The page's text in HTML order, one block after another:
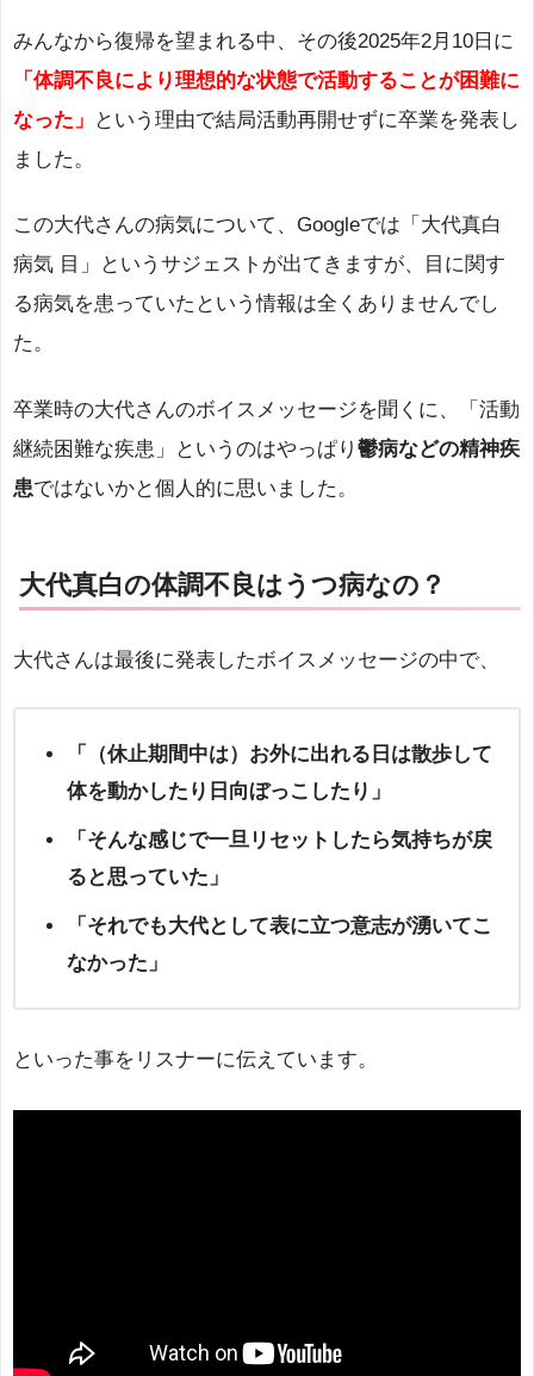
みんなから復帰を望まれる中、その後2025年2月10日に
「体調不良により理想的な状態で活動することが困難に
なった」
という理由で結局活動再開せずに卒業を発表し
ました。
この大代さんの病気について、Googleでは「大代真白
病気 目」というサジェストが出てきますが、目に関す
る病気を患っていたという情報は全くありませんでし
た。
卒業時の大代さんのボイスメッセージを聞くに、「活動
継続困難な疾患」というのはやっぱり 鬱病などの精神疾
患ではないかと個人的に思いました。
大代真白の体調不良はうつ病なの？
大代さんは最後に発表したボイスメッセージの中で、
「（休止期間中は）お外に出れる日は散歩して
体を動かしたり日向ぼっこしたり」
「そんな感じで一旦リセットしたら気持ちが戻
ると思っていた」
「それでも大代として表に立つ意志が湧いてこ
なかった」
といった事をリスナーに伝えています。